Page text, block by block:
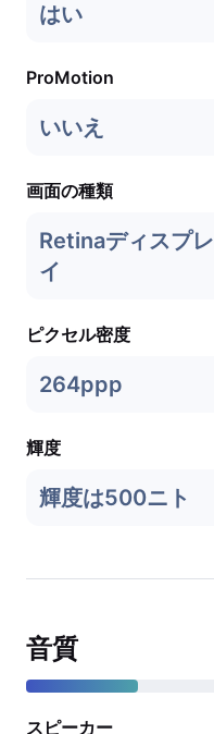
はい
ProMotion
いいえ
画面の種類
Retinaディスプレ
イ
ピクセル密度
264ppp
輝度
輝度は500ニト
音質
スピーカー